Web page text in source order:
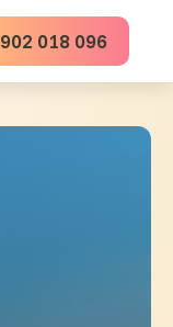
902 018 096